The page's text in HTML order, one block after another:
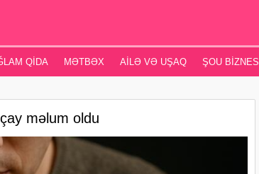
QIDA MƏTBƏX AILƏ VƏ UŞAQ ŞOU BIZNES
məlum oldu